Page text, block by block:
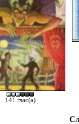
141 глас(а)